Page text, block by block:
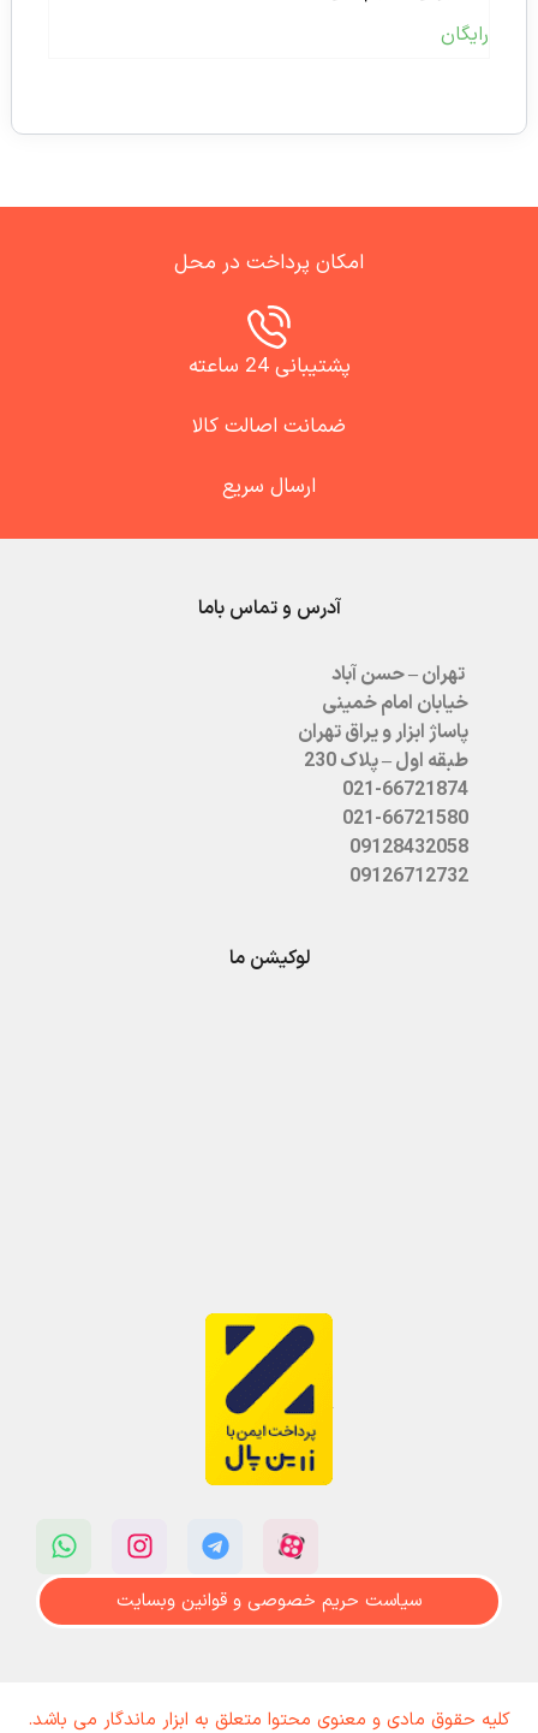
رایگان
امکان پرداخت در محل
پشتیبانی 24 ساعته
ضمانت اصالت کالا
ارسال سریع
آدرس و تماس باما
تهران – حسن آباد
خیابان امام خمینی
پاساژ ابزار و یراق تهران
طبقه اول – پلاک 230
021-66721874
021-66721580
09128432058
09126712732
لوکیشن ما
سیاست حریم خصوصی و قوانین وبسایت
کلیه حقوق مادی و معنوی محتوا متعلق به ابزار ماندگار می باشد.